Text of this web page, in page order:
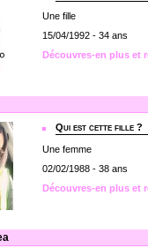
Une fille
15/04/1992 - 34 ans
Découvres-en plus et
Qui est cette fille ?
Une femme
02/02/1988 - 38 ans
Découvres-en plus et